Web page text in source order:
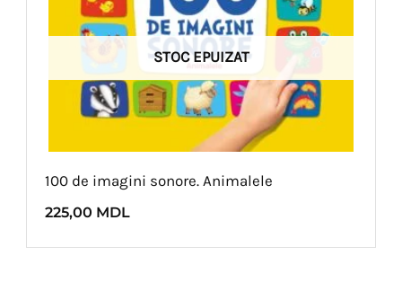
STOC EPUIZAT
100 de imagini sonore. Animalele
225,00 MDL